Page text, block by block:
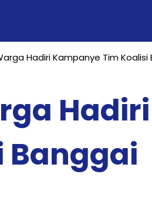
Hadiri Kampanye Tim Koalisi
Banggai